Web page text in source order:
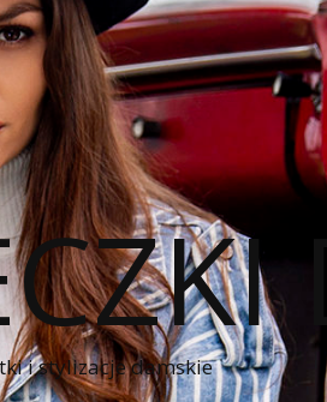
i stylizacje damskie